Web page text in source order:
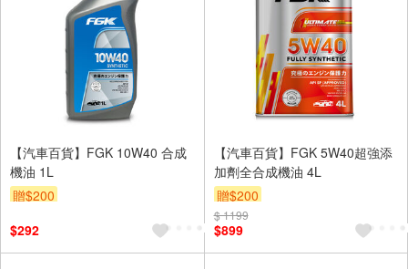
【汽車百貨】FGK 10W40 合成
機油 1L
贈$200
$292
【汽車百貨】FGK 5W40超強添
加劑全合成機油 4L
贈$200
$ 1199
$899